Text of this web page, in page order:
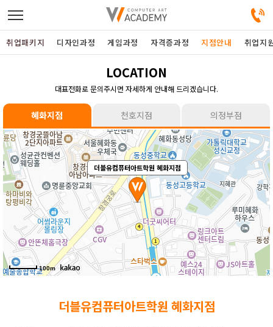
디자인정규과정
디자인단과과정
게임과정
자격증과정
커뮤니티
취업패키지
취업패키지 디자인과정 게임과정 자격증과정 지점안내 취업지
LOCATION
대표전화로 문의주시면 자세하게 안내해 드리겠습니다.
혜화지점 천호지점 의정부점
더블유컴퓨터아트학원 혜화지점
100m
더블유컴퓨터아트학원 천호지점
100m
더블유컴퓨터아트학원 의정부점
100m
더블유컴퓨터아트학원 혜화지점